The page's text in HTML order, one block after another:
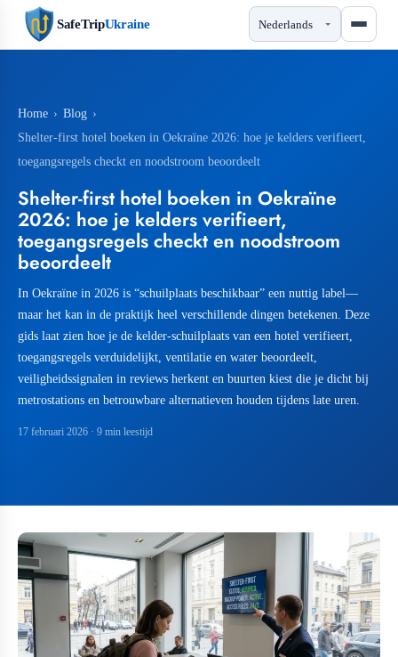
SafeTripUkraine
Home › Blog ›
Shelter-first hotel boeken in Oekraïne 2026: hoe je kelders verifieert,
toegangsregels checkt en noodstroom beoordeelt
Shelter-first hotel boeken in Oekraïne
2026: hoe je kelders verifieert,
toegangsregels checkt en noodstroom
beoordeelt
In Oekraïne in 2026 is “schuilplaats beschikbaar” een nuttig label—
maar het kan in de praktijk heel verschillende dingen betekenen. Deze
gids laat zien hoe je de kelder-schuilplaats van een hotel verifieert,
toegangsregels verduidelijkt, ventilatie en water beoordeelt,
veiligheidssignalen in reviews herkent en buurten kiest die je dicht bij
metrostations en betrouwbare alternatieven houden tijdens late uren.
17 februari 2026 · 9 min leestijd